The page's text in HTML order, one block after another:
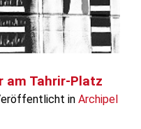
am Tahrir-Platz
in Archipel